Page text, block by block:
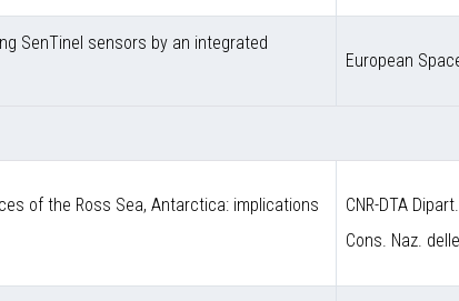
SenTinel sensors by an integrated
European
of the Ross Sea, Antarctica: implications
CNR-DTA
Cons. Naz.